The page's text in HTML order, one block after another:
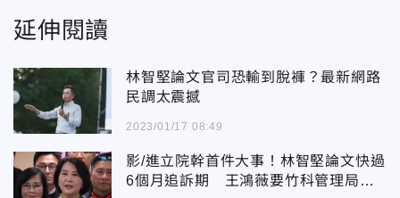
延伸閱讀
林智堅論文官司恐輸到脫褲？最新網路
民調太震撼
2023/01/17 08:49
影/進立院幹首件大事！林智堅論文快過
6個月追訴期 王鴻薇要竹科管理局硬